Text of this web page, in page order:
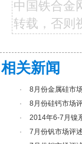
中国铁合金
转载，否则
相关新闻
·
8月份金属硅市
·
8月份硅钙市场
·
2014年6-7月镍
·
7月份钒市场评